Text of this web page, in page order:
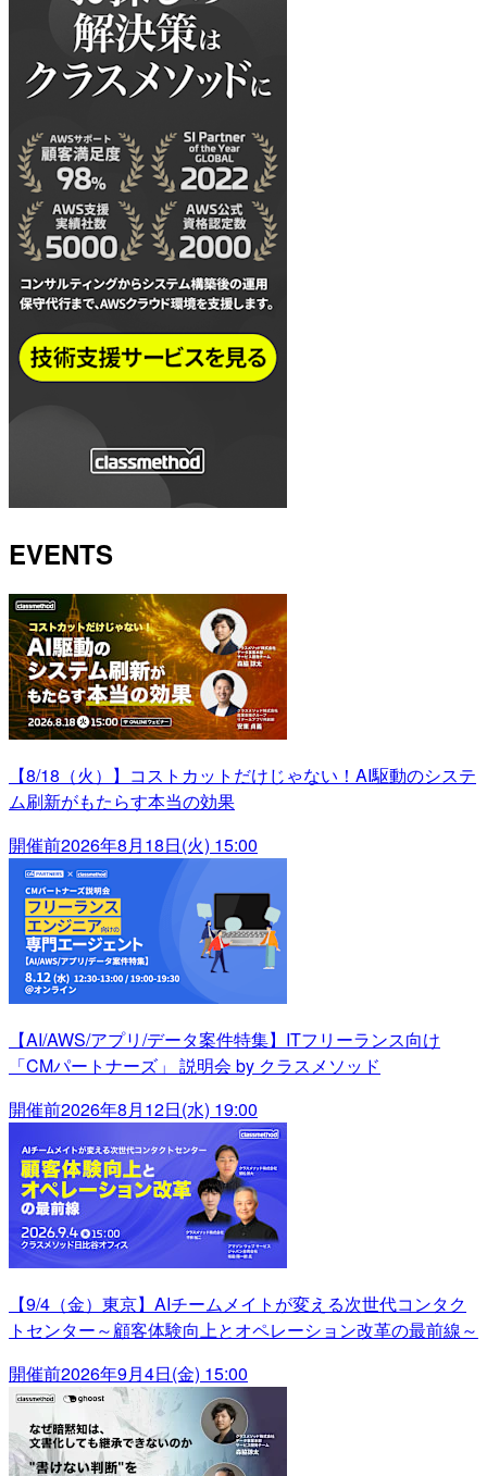
EVENTS
【8/18（火）】コストカットだけじゃない！AI駆動のシステ
ム刷新がもたらす本当の効果
開催前2026年8月18日(火) 15:00
【AI/AWS/アプリ/データ案件特集】ITフリーランス向け
「CMパートナーズ」 説明会 by クラスメソッド
開催前2026年8月12日(水) 19:00
【9/4（金）東京】AIチームメイトが変える次世代コンタク
トセンター～顧客体験向上とオペレーション改革の最前線～
開催前2026年9月4日(金) 15:00